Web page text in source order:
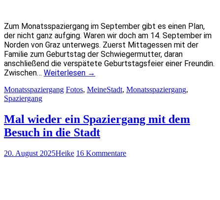
Zum Monatsspaziergang im September gibt es einen Plan,
der nicht ganz aufging. Waren wir doch am 14. September im
Norden von Graz unterwegs. Zuerst Mittagessen mit der
Familie zum Geburtstag der Schwiegermutter, daran
anschließend die verspätete Geburtstagsfeier einer Freundin.
Zwischen… Weiterlesen →
Monatsspaziergang Fotos, MeineStadt, Monatsspaziergang,
Spaziergang
Mal wieder ein Spaziergang mit dem
Besuch in die Stadt
20. August 2025Heike 16 Kommentare